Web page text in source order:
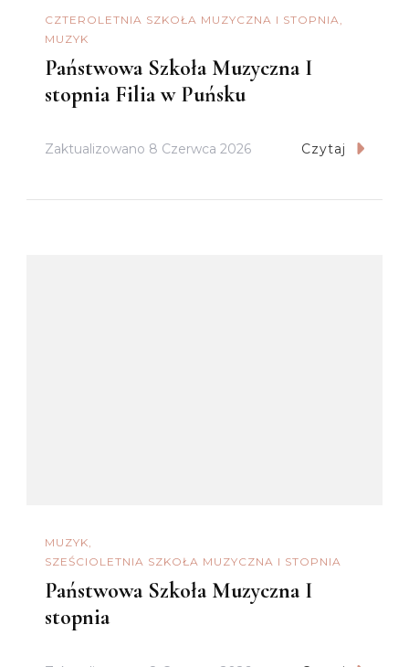
CZTEROLETNIA SZKOŁA MUZYCZNA I STOPNIA
MUZYK
Państwowa Szkoła Muzyczna I
stopnia Filia w Puńsku
Zaktualizowano 8 Czerwca 2026 Czytaj
MUZYK
SZEŚCIOLETNIA SZKOŁA MUZYCZNA I STOPNIA
Państwowa Szkoła Muzyczna I
stopnia